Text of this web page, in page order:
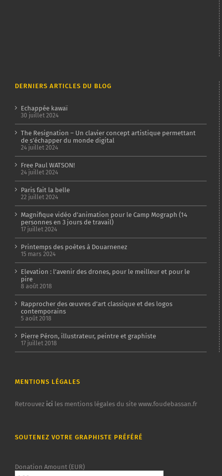
DERNIERS ARTICLES DU BLOG
Echappée kawaï
30 juillet 2024
The Resignation – Un clavier concept artistique permettant
de s’échapper du monde digital
24 juillet 2024
Free Paul WATSON!
24 juillet 2024
Paris fait la belle
22 juillet 2024
Magnifique vidéo d’animation pour le Camp Mograph (14
personnes en 3 jours de travail)
17 juillet 2024
Printemps des poètes à Douarnenez
15 mars 2024
Elevation : l’avenir des drones, pour le meilleur et pour le
pire
8 août 2018
Rapprocher des œuvres d’art classique et des logos
contemporains
5 août 2018
Pierre Péron, illustrateur, peintre et graphiste
17 juillet 2018
MENTIONS LÉGALES
Retrouvez ici les mentions légales du site www.foudebassan.fr
SOUTENEZ VOTRE GRAPHISTE PRÉFÉRÉ
Donation Amount (EUR)